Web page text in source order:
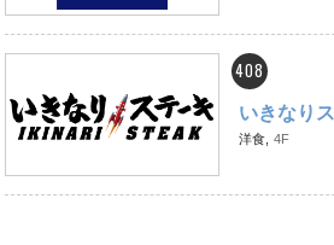
408
いきなり
洋食, 4F